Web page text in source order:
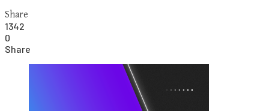
Share
1342
0
Share